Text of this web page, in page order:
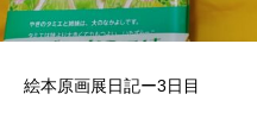
絵本原画展日記ー3日目